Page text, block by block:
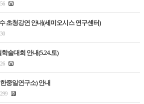
초청강연 안내(세미오시스 연구센터)
술대회 안내(5.24.토)
중일연구소) 안내